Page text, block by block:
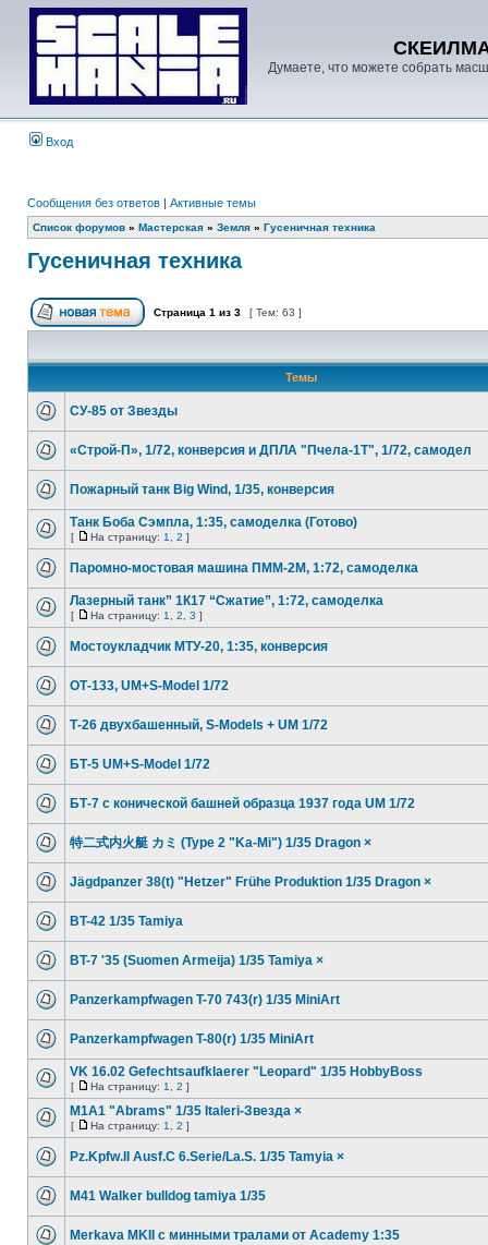
Думаете, что можете собрать
Вход
Сообщения без ответов | Активные темы
Список форумов » Мастерская » Земля » Гусеничная техника
Гусеничная техника
Страница 1 из 3 [ Тем: 63 ]
Темы
СУ-85 от Звезды
«Строй-П», 1/72, конверсия и ДПЛА "Пчела-1Т", 1/72, самодел
Пожарный танк Big Wind, 1/35, конверсия
Танк Боба Сэмпла, 1:35, самоделка (Готово)
[ На страницу: 1 2 ]
Паромно-мостовая машина ПММ-2М, 1:72, самоделка
Лазерный танк” 1К17 “Сжатие”, 1:72, самоделка
[ На страницу: 1 2 3 ]
Мостоукладчик МТУ-20, 1:35, конверсия
ОТ-133, UM+S-Model 1/72
Т-26 двухбашенный, S-Models + UM 1/72
БТ-5 UM+S-Model 1/72
БТ-7 с конической башней образца 1937 года UM 1/72
特二式内火艇 カミ (Type 2 "Ka-Mi") 1/35 Dragon ×
Jägdpanzer 38(t) "Hetzer" Frühe Produktion 1/35 Dragon ×
BT-42 1/35 Tamiya
BT-7 '35 (Suomen Armeija) 1/35 Tamiya ×
Panzerkampfwagen T-70 743(r) 1/35 MiniArt
Panzerkampfwagen T-80(r) 1/35 MiniArt
VK 16.02 Gefechtsaufklaerer "Leopard" 1/35 HobbyBoss
[ На страницу: 1 2 ]
M1A1 "Abrams" 1/35 Italeri-Звезда ×
[ На страницу: 1 2 ]
Pz.Kpfw.II Ausf.C 6.Serie/La.S. 1/35 Tamyia ×
M41 Walker bulldog tamiya 1/35
Merkava MKII с минными тралами от Academy 1:35